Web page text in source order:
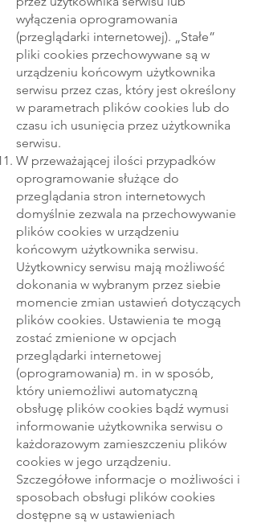
wyłączenia oprogramowania
(przeglądarki internetowej). „Stałe”
pliki cookies przechowywane są w
urządzeniu końcowym użytkownika
serwisu przez czas, który jest określony
w parametrach plików cookies lub do
czasu ich usunięcia przez użytkownika
serwisu.
W przeważającej ilości przypadków
oprogramowanie służące do
przeglądania stron internetowych
domyślnie zezwala na przechowywanie
plików cookies w urządzeniu
końcowym użytkownika serwisu.
Użytkownicy serwisu mają możliwość
dokonania w wybranym przez siebie
momencie zmian ustawień dotyczących
plików cookies. Ustawienia te mogą
zostać zmienione w opcjach
przeglądarki internetowej
(oprogramowania) m. in w sposób,
który uniemożliwi automatyczną
obsługę plików cookies bądź wymusi
informowanie użytkownika serwisu o
każdorazowym zamieszczeniu plików
cookies w jego urządzeniu.
Szczegółowe informacje o możliwości i
sposobach obsługi plików cookies
dostępne są w ustawieniach